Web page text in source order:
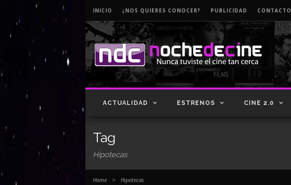
INICIO ¿NOS QUIERES CONOCER? PUBLICIDAD CONTACTO
ACTUALIDAD ESTRENOS CINE 2.0
Tag
Hipotecas
Home > Hipotecas